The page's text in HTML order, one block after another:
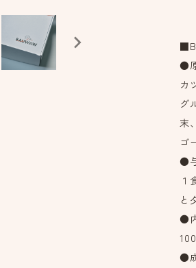
●
カ
グ
末
ゴ
●
１
と
●
●